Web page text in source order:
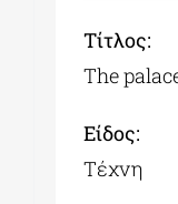
Tίτλος:
The
Είδος:
Τέχνη